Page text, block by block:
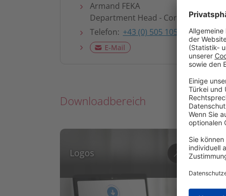
Armand FEKA
Department Head - Corporate
Telefon: +43 (0) 505 105 - 2823
E-Mail
Downloadbereich
Logos